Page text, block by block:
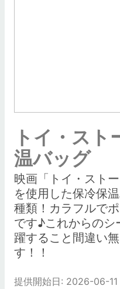
トイ・スト
温バッグ
映画「トイ・スト
を使用した保冷保
種類！カラフルで
です♪これからのシ
躍すること間違い
す！！
提供開始日: 2026-06-